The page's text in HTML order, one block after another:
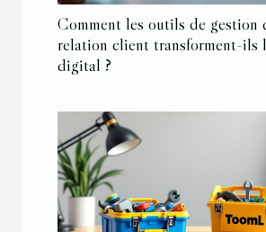
Comment les outils de gestion
relation client transforment-ils
digital ?